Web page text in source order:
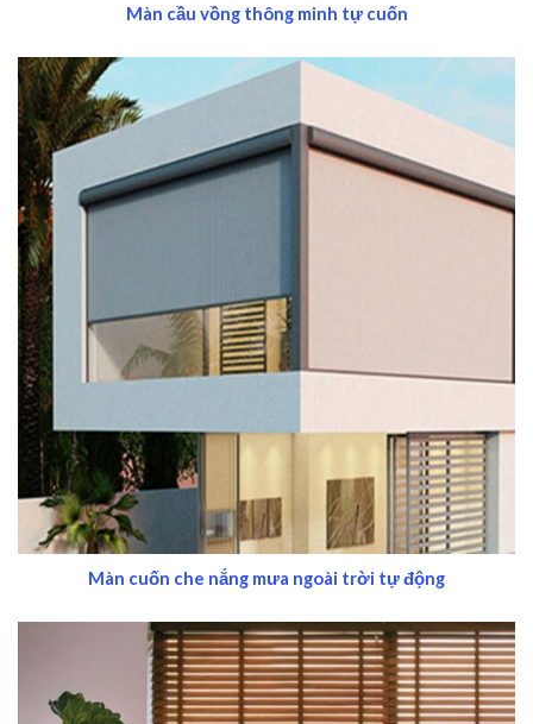
Màn cầu vồng thông minh tự cuốn
Màn cuốn che nắng mưa ngoài trời tự động